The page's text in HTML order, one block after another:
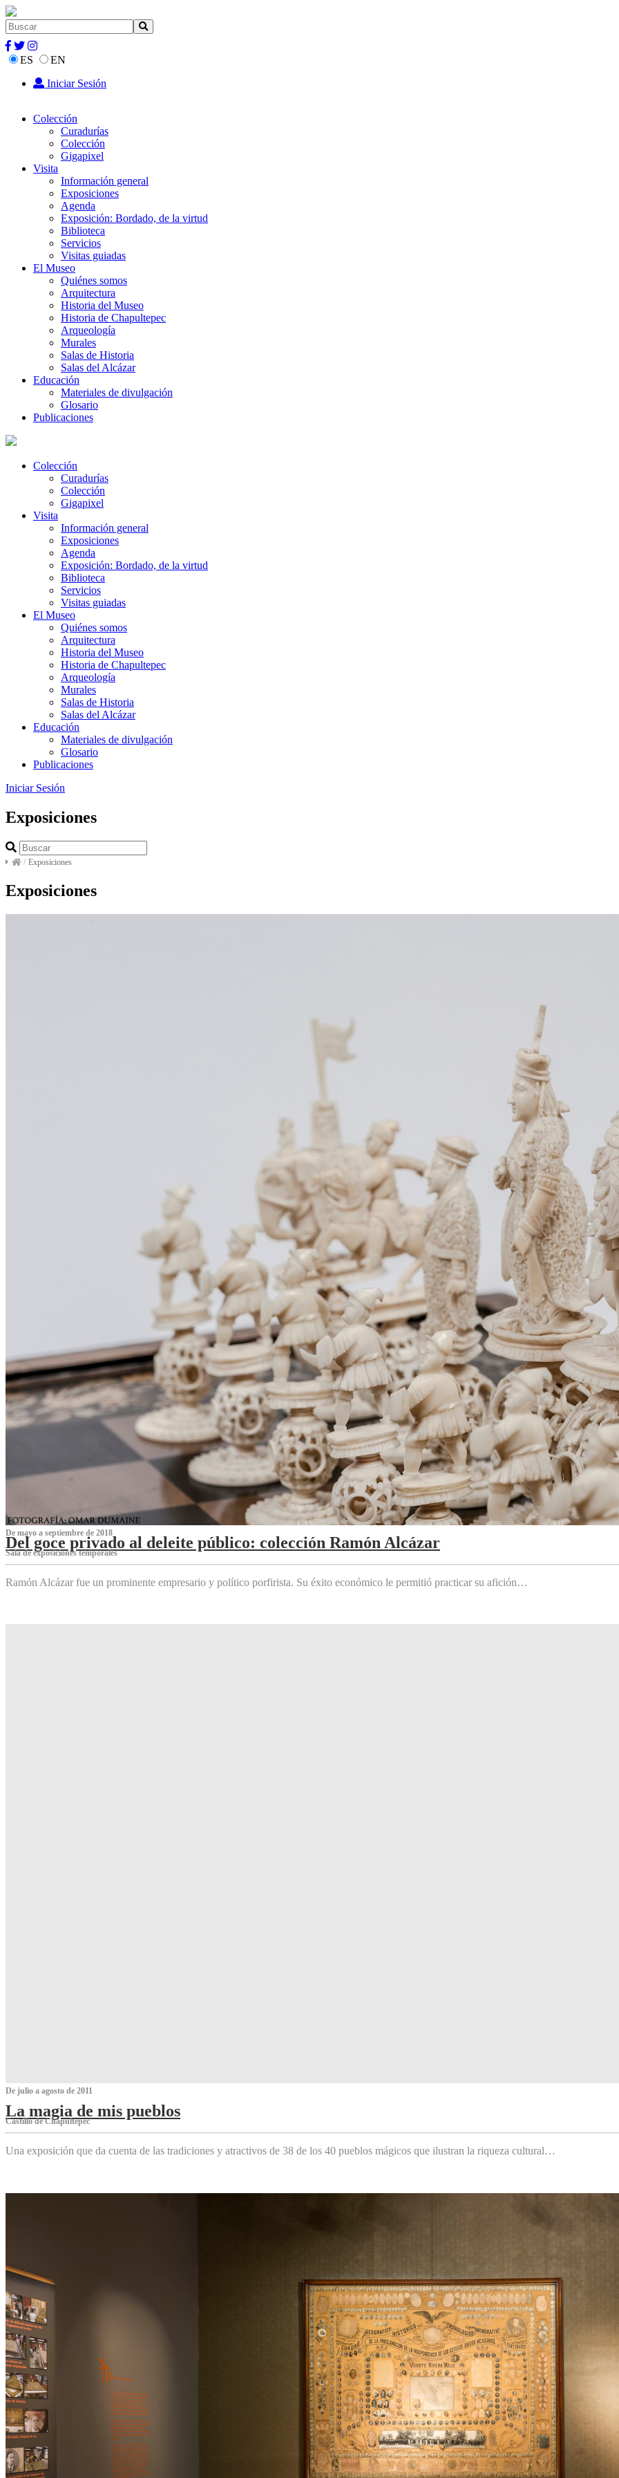
ES
EN
Iniciar Sesión
Colección
Curadurías
Colección
Gigapixel
Visita
Información general
Exposiciones
Agenda
Exposición: Bordado, de la virtud
Biblioteca
Servicios
Visitas guiadas
El Museo
Quiénes somos
Arquitectura
Historia del Museo
Historia de Chapultepec
Arqueología
Murales
Salas de Historia
Salas del Alcázar
Educación
Materiales de divulgación
Glosario
Publicaciones
Colección
Curadurías
Colección
Gigapixel
Visita
Información general
Exposiciones
Agenda
Exposición: Bordado, de la virtud
Biblioteca
Servicios
Visitas guiadas
El Museo
Quiénes somos
Arquitectura
Historia del Museo
Historia de Chapultepec
Arqueología
Murales
Salas de Historia
Salas del Alcázar
Educación
Materiales de divulgación
Glosario
Publicaciones
Iniciar Sesión
Exposiciones
/ Exposiciones
Exposiciones
De mayo a septiembre de 2018
Del goce privado al deleite público: colección Ramón Alcázar
Sala de exposiciones temporales
Ramón Alcázar fue un prominente empresario y político porfirista. Su éxito económico le permitió practicar su afición…
De julio a agosto de 2011
La magia de mis pueblos
Castillo de Chapultepec
Una exposición que da cuenta de las tradiciones y atractivos de 38 de los 40 pueblos mágicos que ilustran la riqueza cultural…